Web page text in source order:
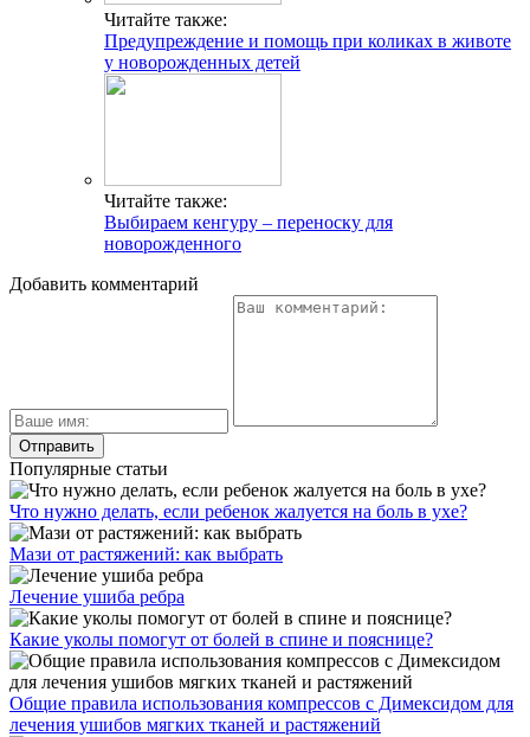
Читайте также:
Предупреждение и помощь при коликах в животе
у новорожденных детей
Читайте также:
Выбираем кенгуру – переноску для
новорожденного
Добавить комментарий
Популярные статьи
Что нужно делать, если ребенок жалуется на боль в ухе?
Мази от растяжений: как выбрать
Лечение ушиба ребра
Какие уколы помогут от болей в спине и пояснице?
Общие правила использования компрессов с Димексидом для
лечения ушибов мягких тканей и растяжений